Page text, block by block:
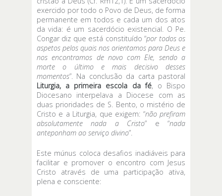
exercido por todo o Povo de Deus, de forma
permanente em todos e cada um dos atos
da vida: é um sacerdócio existencial. O Pe.
Congar diz que está constituído “por todos os
aspetos pelos quais nos orientamos para Deus e
nos encontramos de novo com Ele, sendo a
morte o último e mais decisivo desses
momentos”. Na conclusão da carta pastoral
Liturgia, a primeira escola da fé, o Bispo
Diocesano interpelava a Diocese com as
duas prioridades de S. Bento, o mistério de
Cristo e a Liturgia, que exigem: “não prefiram
absolutamente nada a Cristo” e “nada
anteponham ao serviço divino”.
Este múnus coloca desafios inadiáveis para
facilitar e promover o encontro com Jesus
Cristo através de uma participação ativa,
plena e consciente: